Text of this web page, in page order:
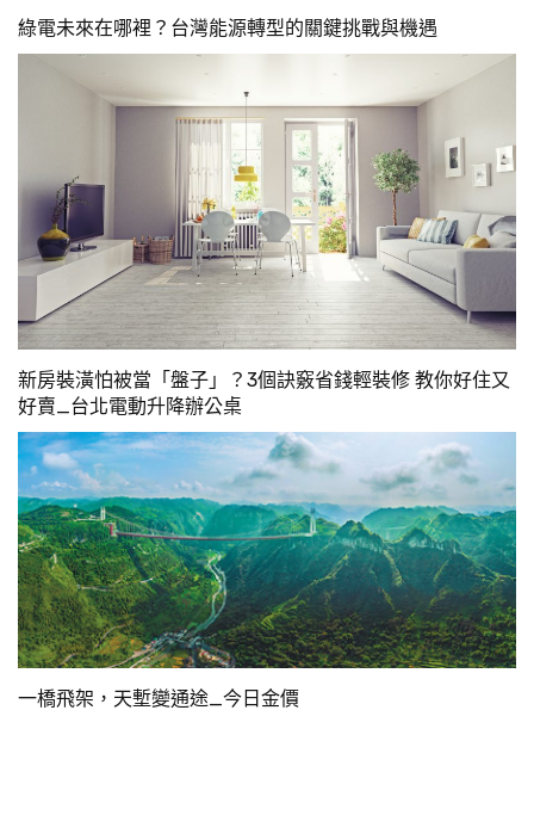
綠電未來在哪裡？台灣能源轉型的關鍵挑戰與機遇
新房裝潢怕被當「盤子」？3個訣竅省錢輕裝修 教你好住又
好賣_台北電動升降辦公桌
一橋飛架，天塹變通途_今日金價